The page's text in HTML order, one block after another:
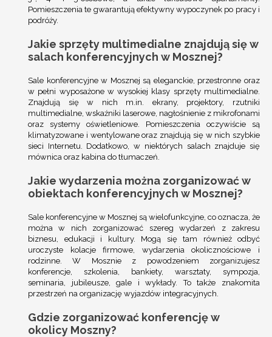
Pomieszczenia te gwarantują efektywny wypoczynek po pracy i
podróży.
Jakie sprzęty multimedialne znajdują się w
salach konferencyjnych w Mosznej?
Sale konferencyjne w Mosznej są eleganckie, przestronne oraz
w pełni wyposażone w wysokiej klasy sprzęty multimedialne.
Znajdują się w nich m.in. ekrany, projektory, rzutniki
multimedialne, wskaźniki laserowe, nagłośnienie z mikrofonami
oraz systemy oświetleniowe. Pomieszczenia oczywiście są
klimatyzowane i wentylowane oraz znajdują się w nich szybkie
sieci Internetu. Dodatkowo, w niektórych salach znajduje się
mównica oraz kabina do tłumaczeń.
Jakie wydarzenia można zorganizować w
obiektach konferencyjnych w Mosznej?
Sale konferencyjne w Mosznej są wielofunkcyjne, co oznacza, że
można w nich zorganizować szereg wydarzeń z zakresu
biznesu, edukacji i kultury. Mogą się tam również odbyć
uroczyste kolacje firmowe, wydarzenia okolicznościowe i
rodzinne. W Mosznie z powodzeniem zorganizujesz
konferencje, szkolenia, bankiety, warsztaty, sympozja,
seminaria, jubileusze, gale i wykłady. To także znakomita
przestrzeń na organizację wyjazdów integracyjnych.
Gdzie zorganizować konferencję w
okolicy Moszny?